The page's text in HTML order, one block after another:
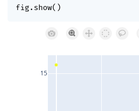
15
fig. show( )